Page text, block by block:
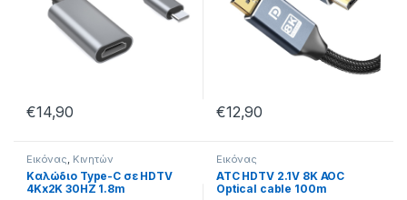
€14,90 €12,90
Εικόνας, Κινητών
Καλώδιο Type-C σε HDTV
4Kx2K 30HZ 1.8m
Εικόνας
ATC HDTV 2.1V 8K AOC
Optical cable 100m